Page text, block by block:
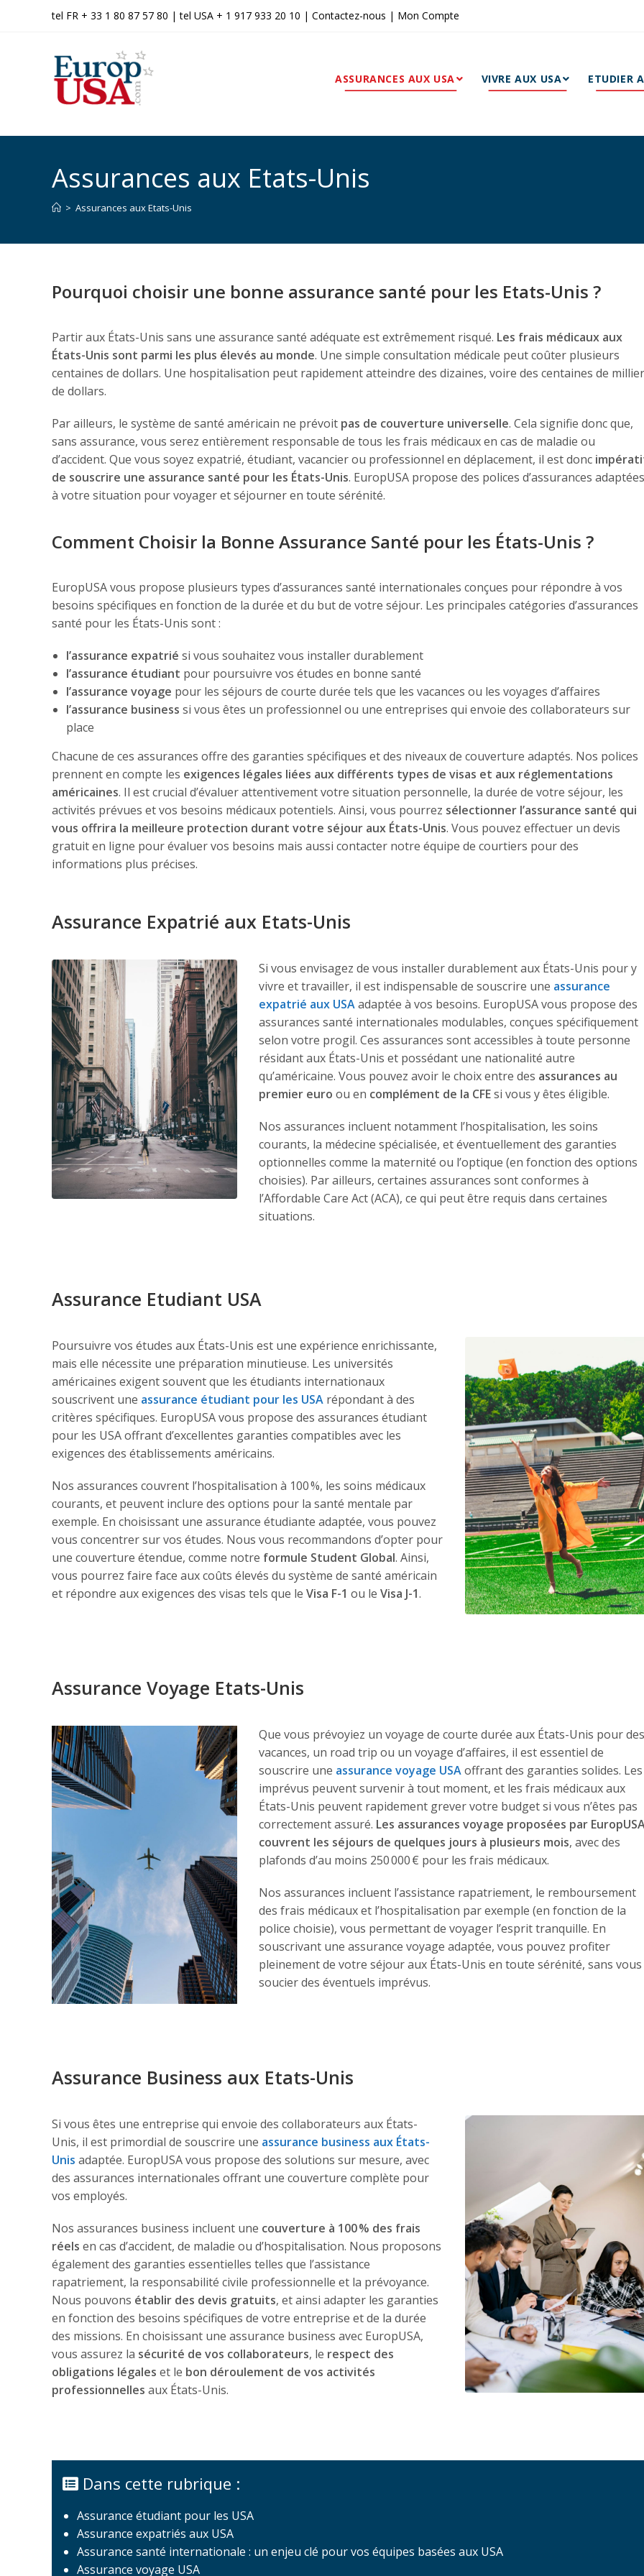
tel FR + 33 1 80 87 57 80 | tel USA + 1 917 933 20 10 | Contactez-nous | Mon Compte
ASSURANCES AUX USA VIVRE AUX USA ETUDIER
Assurances aux Etats-Unis
> Assurances aux Etats-Unis
Pourquoi choisir une bonne assurance santé pour les Etats-Unis ?
Partir aux États-Unis sans une assurance santé adéquate est extrêmement risqué. Les frais médicaux aux
États-Unis sont parmi les plus élevés au monde. Une simple consultation médicale peut coûter plusieurs
centaines de dollars. Une hospitalisation peut rapidement atteindre des dizaines, voire des centaines de
de dollars.
Par ailleurs, le système de santé américain ne prévoit pas de couverture universelle. Cela signifie donc que,
sans assurance, vous serez entièrement responsable de tous les frais médicaux en cas de maladie ou
d’accident. Que vous soyez expatrié, étudiant, vacancier ou professionnel en déplacement, il est donc
de souscrire une assurance santé pour les États-Unis. EuropUSA propose des polices d’assurances adaptées
à votre situation pour voyager et séjourner en toute sérénité.
Comment Choisir la Bonne Assurance Santé pour les États-Unis ?
EuropUSA vous propose plusieurs types d’assurances santé internationales conçues pour répondre à vos
besoins spécifiques en fonction de la durée et du but de votre séjour. Les principales catégories d’assurances
santé pour les États-Unis sont :
l’assurance expatrié si vous souhaitez vous installer durablement
l’assurance étudiant pour poursuivre vos études en bonne santé
l’assurance voyage pour les séjours de courte durée tels que les vacances ou les voyages d’affaires
l’assurance business si vous êtes un professionnel ou une entreprises qui envoie des collaborateurs sur
place
Chacune de ces assurances offre des garanties spécifiques et des niveaux de couverture adaptés. Nos polices
prennent en compte les exigences légales liées aux différents types de visas et aux réglementations
américaines. Il est crucial d’évaluer attentivement votre situation personnelle, la durée de votre séjour, les
activités prévues et vos besoins médicaux potentiels. Ainsi, vous pourrez sélectionner l’assurance santé qui
vous offrira la meilleure protection durant votre séjour aux États-Unis. Vous pouvez effectuer un devis
gratuit en ligne pour évaluer vos besoins mais aussi contacter notre équipe de courtiers pour des
informations plus précises.
Assurance Expatrié aux Etats-Unis
Si vous envisagez de vous installer durablement aux États-Unis pour y
vivre et travailler, il est indispensable de souscrire une assurance
expatrié aux USAadaptée à vos besoins. EuropUSA vous propose des
assurances santé internationales modulables, conçues spécifiquement
selon votre progil. Ces assurances sont accessibles à toute personne
résidant aux États-Unis et possédant une nationalité autre
qu’américaine. Vous pouvez avoir le choix entre des assurances au
premier euro ou en complément de la CFEsi vous y êtes éligible.
Nos assurances incluent notamment l’hospitalisation, les soins
courants, la médecine spécialisée, et éventuellement des garanties
optionnelles comme la maternité ou l’optique (en fonction des options
choisies). Par ailleurs, certaines assurances sont conformes à
l’Affordable Care Act (ACA), ce qui peut être requis dans certaines
situations.
Assurance Etudiant USA
Poursuivre vos études aux États-Unis est une expérience enrichissante,
mais elle nécessite une préparation minutieuse. Les universités
américaines exigent souvent que les étudiants internationaux
souscrivent une assurance étudiant pour les USA répondant à des
critères spécifiques. EuropUSA vous propose des assurances étudiant
pour les USA offrant d’excellentes garanties compatibles avec les
exigences des établissements américains.
Nos assurances couvrent l’hospitalisation à 100 %, les soins médicaux
courants, et peuvent inclure des options pour la santé mentale par
exemple. En choisissant une assurance étudiante adaptée, vous pouvez
vous concentrer sur vos études. Nous vous recommandons d’opter pour
une couverture étendue, comme notre formule Student Global. Ainsi,
vous pourrez faire face aux coûts élevés du système de santé américain
et répondre aux exigences des visas tels que le Visa F-1 ou le Visa J-1.
Assurance Voyage Etats-Unis
Que vous prévoyiez un voyage de courte durée aux États-Unis pour des
vacances, un road trip ou un voyage d’affaires, il est essentiel de
souscrire une assurance voyage USAoffrant des garanties solides. Les
imprévus peuvent survenir à tout moment, et les frais médicaux aux
États-Unis peuvent rapidement grever votre budget si vous n’êtes pas
correctement assuré. Les assurances voyage proposées par
couvrent les séjours de quelques jours à plusieurs mois, avec des
plafonds d’au moins 250 000 € pour les frais médicaux.
Nos assurances incluent l’assistance rapatriement, le remboursement
des frais médicaux et l’hospitalisation par exemple (en fonction de la
police choisie), vous permettant de voyager l’esprit tranquille. En
souscrivant une assurance voyage adaptée, vous pouvez profiter
pleinement de votre séjour aux États-Unis en toute sérénité, sans vous
soucier des éventuels imprévus.
Assurance Business aux Etats-Unis
Si vous êtes une entreprise qui envoie des collaborateurs aux États-
Unis, il est primordial de souscrire une assurance business aux États-
Unis adaptée. EuropUSA vous propose des solutions sur mesure, avec
des assurances internationales offrant une couverture complète pour
vos employés.
Nos assurances business incluent une couverture à 100 % des frais
réels en cas d’accident, de maladie ou d’hospitalisation. Nous proposons
également des garanties essentielles telles que l’assistance
rapatriement, la responsabilité civile professionnelle et la prévoyance.
Nous pouvons établir des devis gratuits, et ainsi adapter les garanties
en fonction des besoins spécifiques de votre entreprise et de la durée
des missions. En choisissant une assurance business avec EuropUSA,
vous assurez la sécurité de vos collaborateurs, le respect des
obligations légales et le bon déroulement de vos activités
professionnelles aux États-Unis.
Dans cette rubrique :
Assurance étudiant pour les USA
Assurance expatriés aux USA
Assurance santé internationale : un enjeu clé pour vos équipes basées aux USA
Assurance voyage USA